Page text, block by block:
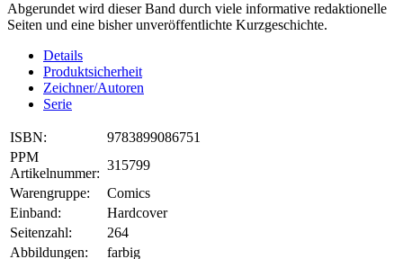
Abgerundet wird dieser Band durch viele informative redaktionelle
Seiten und eine bisher unveröffentlichte Kurzgeschichte.
Details
Produktsicherheit
Zeichner/Autoren
Serie
ISBN:
9783899086751
PPM
Artikelnummer:
315799
Warengruppe:
Comics
Einband:
Hardcover
Seitenzahl:
264
Abbildungen:
farbig